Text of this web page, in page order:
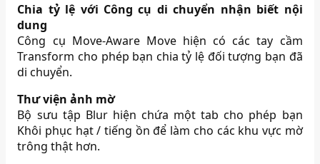
Chia tỷ lệ với Công cụ di chuyển nhận biết nội
dung
Công cụ Move-Aware Move hiện có các tay cầm
Transform cho phép bạn chia tỷ lệ đối tượng bạn đã
di chuyển.
Thư viện ảnh mờ
Bộ sưu tập Blur hiện chứa một tab cho phép bạn
Khôi phục hạt / tiếng ồn để làm cho các khu vực mờ
trông thật hơn.